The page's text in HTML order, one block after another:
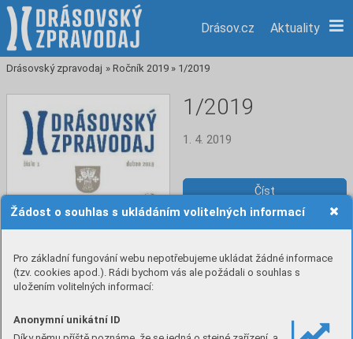
Žádost o souhlas s ukládáním volitelných informací
Pro základní fungování webu nepotřebujeme ukládat žádné informace
(tzv. cookies apod.). Rádi bychom vás ale požádali o souhlas s
uložením volitelných informací:
Anonymní unikátní ID
Drásov.cz Aktuality
Drásovský zpravodaj » Ročník 2019 » 1/2019
1/2019
1. 4. 2019
Číst